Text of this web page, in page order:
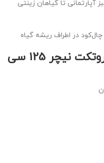
آپارتمانی تا گیاهان زینتی
در اطراف ریشه گیاه
هورمون بوستر (اچ بی) پروتکت نیچر 125 سی